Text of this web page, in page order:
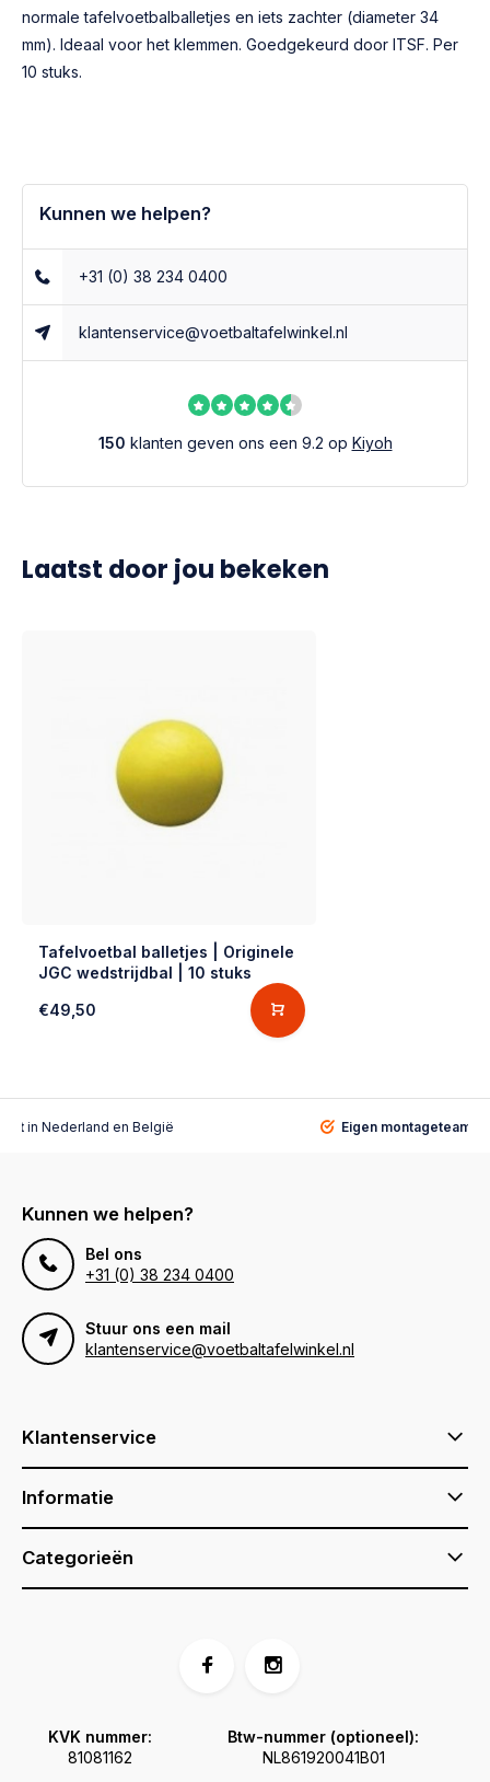
normale tafelvoetbalballetjes en iets zachter (diameter 34
mm). Ideaal voor het klemmen. Goedgekeurd door ITSF. Per
10 stuks.
Kunnen we helpen?
+31 (0) 38 234 0400
klantenservice@voetbaltafelwinkel.nl
150 klanten geven ons een 9.2 op Kiyoh
Laatst door jou bekeken
Tafelvoetbal balletjes | Originele
JGC wedstrijdbal | 10 stuks
€49,50
in Nederland en België Eigen montageteam
Kunnen we helpen?
Bel ons
+31 (0) 38 234 0400
Stuur ons een mail
klantenservice@voetbaltafelwinkel.nl
Klantenservice
Informatie
Categorieën
KVK nummer:
81081162
Btw-nummer (optioneel):
NL861920041B01